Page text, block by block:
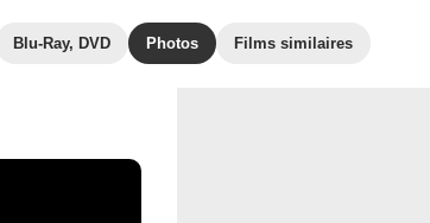
Blu-Ray, DVD Photos Films similaires